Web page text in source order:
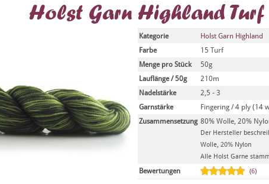
Holst Garn Highland Turf
Kategorie
Holst Garn Highland
Farbe
15 Turf
Menge pro Stück
50g
Lauflänge / 50g
210m
Nadelstärke
2,5 - 3
Garnstärke
Fingering / 4 ply (14
Zusammensetzung 80% Wolle, 20%
Der Hersteller
Wolle, 20% Nylon
Alle Holst Garne
Bewertungen (6)